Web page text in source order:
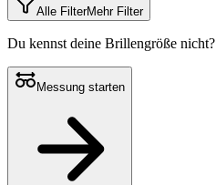
Alle FilterMehr Filter
Du kennst deine Brillengröße nicht?
Messung starten